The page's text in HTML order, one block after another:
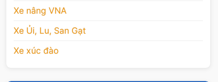
Xe nâng VNA
Xe Ủi, Lu, San Gạt
Xe xúc đào